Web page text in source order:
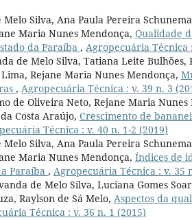
Silva, Ana Paula Pereira
Maria Nunes Mendonça, Qualidade
da Paraíba , Agropecuária Técnica
de Melo Silva, Tatiana Leite Bulhões,
Rejane Maria Nunes Mendonça,
, Agropecuária Técnica : v. 39 n. 3
de Oliveira Neto, Rejane Maria
Costa Araújo, Crescimento de
Técnica : v. 40 n. 1-2 (2019)
Silva, Ana Paula Pereira
Maria Nunes Mendonça, Índices de
Paraíba , Agropecuária Técnica : v. 35
de Melo Silva, Luciana Gomes
Raylson de Sá Melo, Aspectos da
Técnica : v. 36 n. 1 (2015)